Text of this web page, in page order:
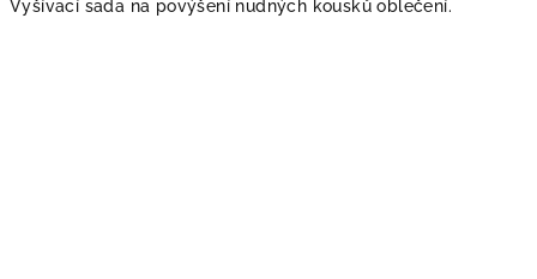
Vyšívací sada na povýšení nudných kousků oblečení.